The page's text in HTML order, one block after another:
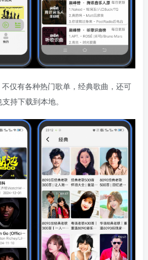
仅有各种热门歌单，经典歌曲，还可
持下载到本地。